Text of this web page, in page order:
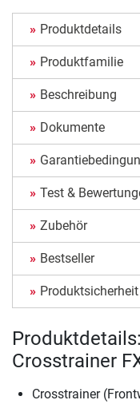
Produktdetails
Produktfamilie
Beschreibung
Dokumente
Test &
Zubehör
Bestseller
Produktsicherheit
Crosstrainer
Crosstrainer